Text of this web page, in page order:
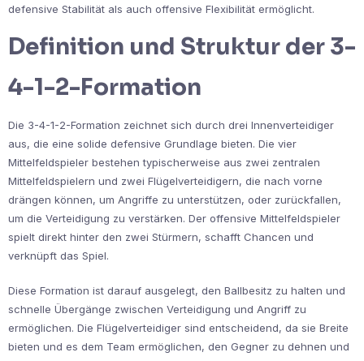
defensive Stabilität als auch offensive Flexibilität ermöglicht.
Definition und Struktur der 3-
4-1-2-Formation
Die 3-4-1-2-Formation zeichnet sich durch drei Innenverteidiger
aus, die eine solide defensive Grundlage bieten. Die vier
Mittelfeldspieler bestehen typischerweise aus zwei zentralen
Mittelfeldspielern und zwei Flügelverteidigern, die nach vorne
drängen können, um Angriffe zu unterstützen, oder zurückfallen,
um die Verteidigung zu verstärken. Der offensive Mittelfeldspieler
spielt direkt hinter den zwei Stürmern, schafft Chancen und
verknüpft das Spiel.
Diese Formation ist darauf ausgelegt, den Ballbesitz zu halten und
schnelle Übergänge zwischen Verteidigung und Angriff zu
ermöglichen. Die Flügelverteidiger sind entscheidend, da sie Breite
bieten und es dem Team ermöglichen, den Gegner zu dehnen und